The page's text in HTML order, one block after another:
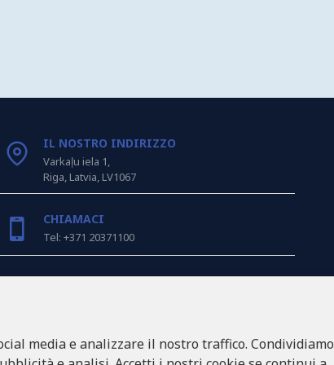
IL NOSTRO INDIRIZZO
Varkaļu iela 1,
Riga, Latvia, LV1067
CHIAMACI
Tel: +371 20371100
INFO@LUKONS.COM
DETTAGLI DELLA COMPAGNIA
RITONE SIA
media e analizzare il nostro traffico. Condividiamo